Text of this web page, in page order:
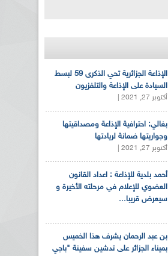
الإذاعة الجزائرية تحي الذكرى 59 لبسط
السيادة على الإذاعة والتلفزيون
أكتوبر 27, 2021 |
بغالي: احترافية الإذاعة ومصداقيتها
وجواريتها ضمانة لريادتها
أكتوبر 27, 2021 |
أحمد بلدية للإذاعة : اعداد القانون
العضوي للإعلام في مرحلته الأخيرة و
سيعرض قريبا...
بن عبد الرحمان يشرف هذا الخميس
بميناء الجزائر على تدشين سفينة "باجي